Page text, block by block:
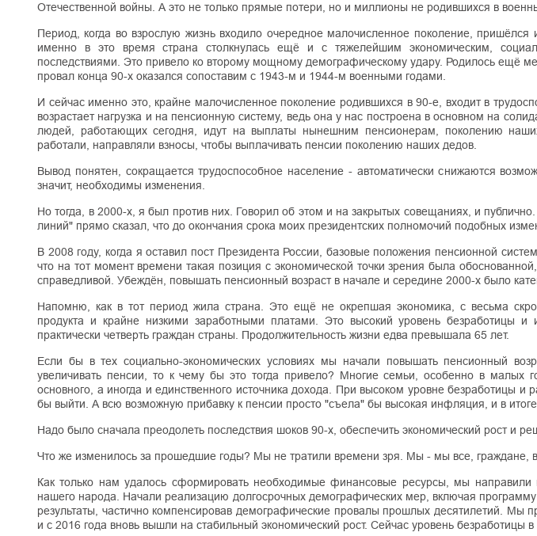
Отечественной войны. А это не только прямые потери, но и миллионы не родившихся в
Период, когда во взрослую жизнь входило очередное малочисленное поколение,
именно в это время страна столкнулась ещё и с тяжелейшим экономическим,
последствиями. Это привело ко второму мощному демографическому удару. Родилось ещё
провал конца 90-х оказался сопоставим с 1943-м и 1944-м военными годами.
И сейчас именно это, крайне малочисленное поколение родившихся в 90-е, входит в
возрастает нагрузка и на пенсионную систему, ведь она у нас построена в основном на
людей, работающих сегодня, идут на выплаты нынешним пенсионерам, поколению
работали, направляли взносы, чтобы выплачивать пенсии поколению наших дедов.
Вывод понятен, сокращается трудоспособное население - автоматически снижаются
значит, необходимы изменения.
Но тогда, в 2000-х, я был против них. Говорил об этом и на закрытых совещаниях, и
линий" прямо сказал, что до окончания срока моих президентских полномочий подобных
В 2008 году, когда я оставил пост Президента России, базовые положения пенсионной
что на тот момент времени такая позиция с экономической точки зрения была
справедливой. Убеждён, повышать пенсионный возраст в начале и середине 2000-х было
Напомню, как в тот период жила страна. Это ещё не окрепшая экономика, с весьма
продукта и крайне низкими заработными платами. Это высокий уровень безработицы
практически четверть граждан страны. Продолжительность жизни едва превышала 65 лет.
Если бы в тех социально-экономических условиях мы начали повышать пенсионный
увеличивать пенсии, то к чему бы это тогда привело? Многие семьи, особенно в малых
основного, а иногда и единственного источника дохода. При высоком уровне безработицы
бы выйти. А всю возможную прибавку к пенсии просто "съела" бы высокая инфляция, и в
Надо было сначала преодолеть последствия шоков 90-х, обеспечить экономический рост и
Что же изменилось за прошедшие годы? Мы не тратили времени зря. Мы - мы все, граждане,
Как только нам удалось сформировать необходимые финансовые ресурсы, мы направили
нашего народа. Начали реализацию долгосрочных демографических мер, включая
результаты, частично компенсировав демографические провалы прошлых десятилетий. Мы
и с 2016 года вновь вышли на стабильный экономический рост. Сейчас уровень безработицы